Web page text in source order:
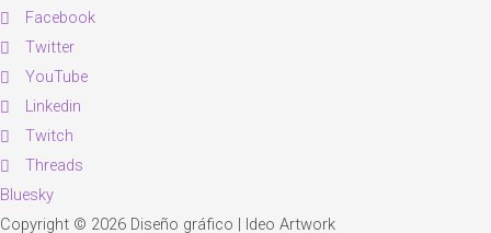
Facebook
Twitter
YouTube
Linkedin
Twitch
Threads
Bluesky
Copyright © 2026 Diseño gráfico | Ideo Artwork